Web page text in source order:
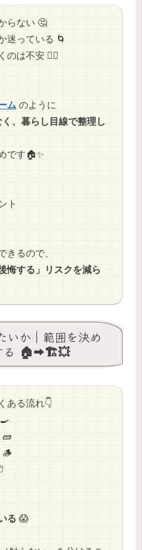
らない 🤔
迷っている 🌀
のは不安 😮‍💨
ム のように
、暮らし目線で整理し
です🏠✨
ト
きるので、
悔する」リスクを減ら
か｜範囲を決め
る 🏠➡️🏗️💥
ある流れ👇
る 😱